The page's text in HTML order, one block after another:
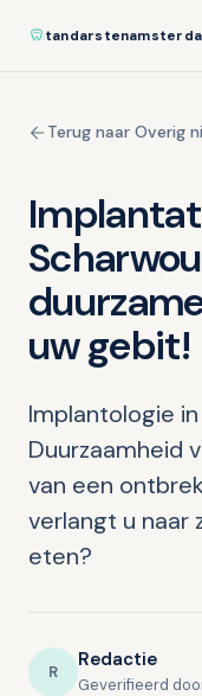
Terug naar Overig
uw gebit!
Implantologie
Duurzaamheid
van een
verlangt u naar
eten?
R Redactie
Geverifieerd